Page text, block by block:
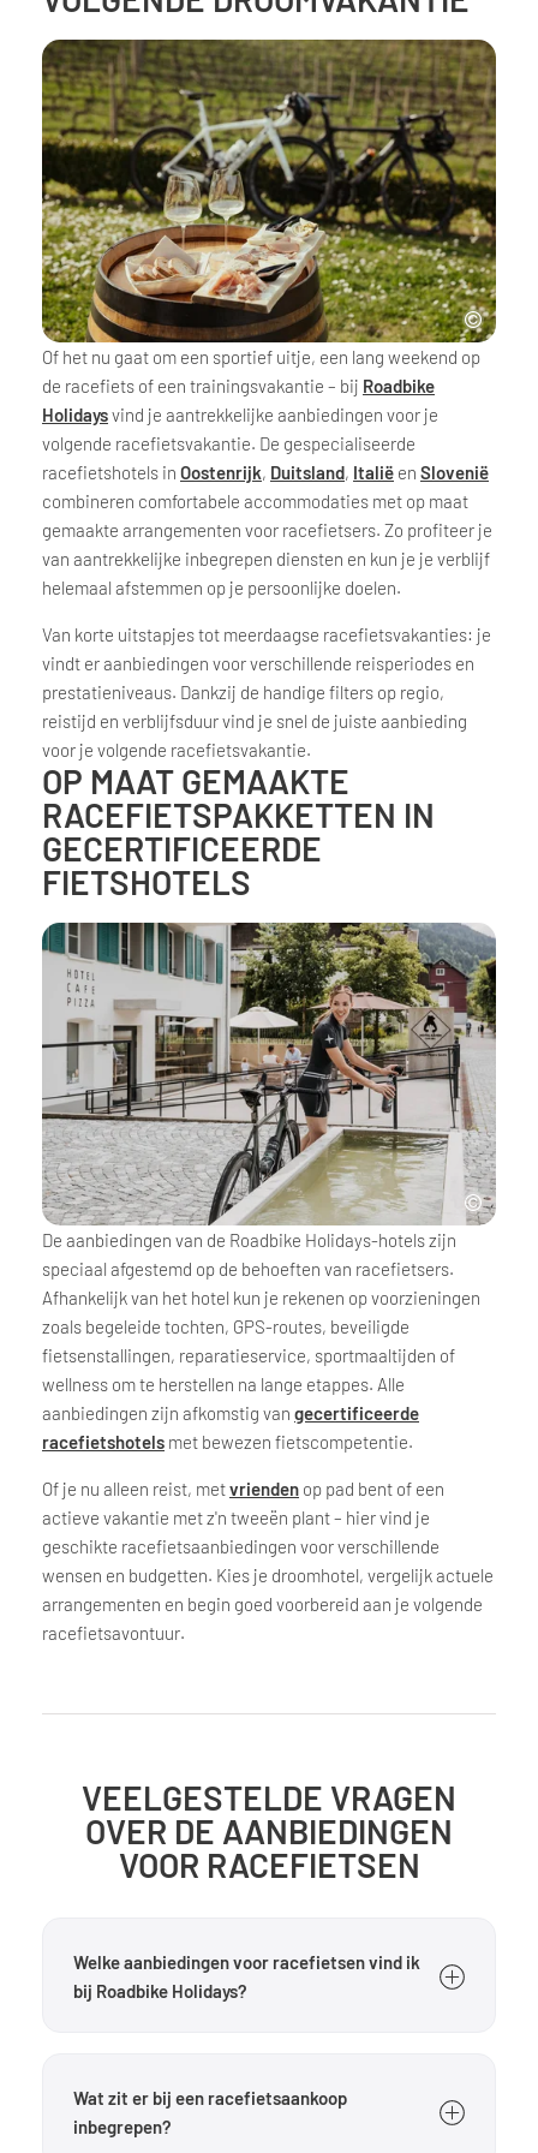
Of het nu gaat om een sportief uitje, een lang weekend op
de racefiets of een trainingsvakantie – bij Roadbike
Holidaysvind je aantrekkelijke aanbiedingen voor je
volgende racefietsvakantie. De gespecialiseerde
racefietshotels in Oostenrijk, Duitsland, Italië en Slovenië
combineren comfortabele accommodaties met op maat
gemaakte arrangementen voor racefietsers. Zo profiteer je
van aantrekkelijke inbegrepen diensten en kun je je verblijf
helemaal afstemmen op je persoonlijke doelen.
Van korte uitstapjes tot meerdaagse racefietsvakanties: je
vindt er aanbiedingen voor verschillende reisperiodes en
prestatieniveaus. Dankzij de handige filters op regio,
reistijd en verblijfsduur vind je snel de juiste aanbieding
voor je volgende racefietsvakantie.
OP MAAT GEMAAKTE
RACEFIETSPAKKETTEN IN
GECERTIFICEERDE
FIETSHOTELS
De aanbiedingen van de Roadbike Holidays-hotels zijn
speciaal afgestemd op de behoeften van racefietsers.
Afhankelijk van het hotel kun je rekenen op voorzieningen
zoals begeleide tochten, GPS-routes, beveiligde
fietsenstallingen, reparatieservice, sportmaaltijden of
wellness om te herstellen na lange etappes. Alle
aanbiedingen zijn afkomstig van gecertificeerde
racefietshotels met bewezen fietscompetentie.
Of je nu alleen reist, metvrienden op pad bent of een
actieve vakantie met z'n tweeën plant – hier vind je
geschikte racefietsaanbiedingen voor verschillende
wensen en budgetten. Kies je droomhotel, vergelijk actuele
arrangementen en begin goed voorbereid aan je volgende
racefietsavontuur.
VEELGESTELDE VRAGEN
OVER DE AANBIEDINGEN
VOOR RACEFIETSEN
Welke aanbiedingen voor racefietsen vind ik
bij Roadbike Holidays?
vakanties, trainingsweken, recreatieve reizen en
meerdaagse fietsarrangementen. Afhankelijk van
Wat zit er bij een racefietsaankoop
inbegrepen?